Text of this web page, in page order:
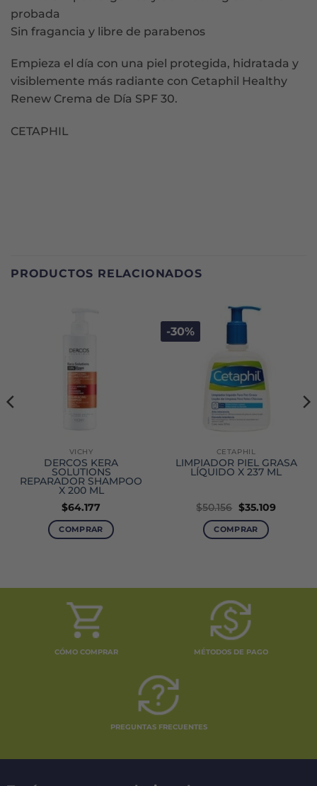
probada
Sin fragancia y libre de parabenos
Empieza el día con una piel protegida, hidratada y
visiblemente más radiante con Cetaphil Healthy
Renew Crema de Día SPF 30.
CETAPHIL
PRODUCTOS RELACIONADOS
VICHY
DERCOS KERA
SOLUTIONS
REPARADOR SHAMPOO
X 200 ML
$64.177
COMPRAR
-30%
CETAPHIL
LIMPIADOR PIEL GRASA
LÍQUIDO X 237 ML
$50.156 El
precio
original
era:
$35.109El
COMPRAR
CÓMO COMPRAR MÉTODOS DE PAGO
PREGUNTAS FRECUENTES